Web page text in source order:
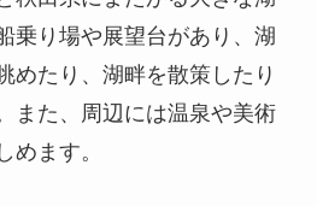
乗り場や展望台があり、湖
めたり、湖畔を散策したり
また、周辺には温泉や美術
めます。